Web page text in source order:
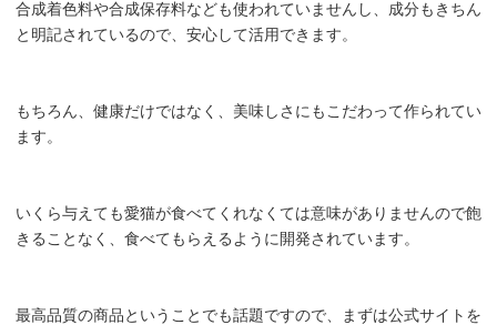
合成着色料や合成保存料なども使われていませんし、成分もきちん
と明記されているので、安心して活用できます。
もちろん、健康だけではなく、美味しさにもこだわって作られてい
ます。
いくら与えても愛猫が食べてくれなくては意味がありませんので飽
きることなく、食べてもらえるように開発されています。
最高品質の商品ということでも話題ですので、まずは公式サイトを